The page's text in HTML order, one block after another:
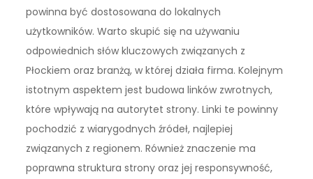
powinna być dostosowana do lokalnych
użytkowników. Warto skupić się na używaniu
odpowiednich słów kluczowych związanych z
Płockiem oraz branżą, w której działa firma. Kolejnym
istotnym aspektem jest budowa linków zwrotnych,
które wpływają na autorytet strony. Linki te powinny
pochodzić z wiarygodnych źródeł, najlepiej
związanych z regionem. Również znaczenie ma
poprawna struktura strony oraz jej responsywność,